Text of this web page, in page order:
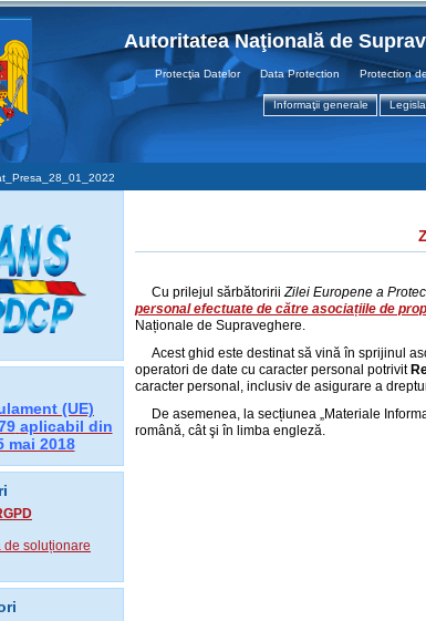
Autoritatea Naţională de
Protecţia Datelor Data Protection Protection des
Informaţii generale
(UE)
aplicabil din
mai 2018
de soluționare
Cu prilejul sărbătoririiZilei Europene a
personal efectuate de către asociațiile de
Naționale de Supraveghere.
Acest ghid este destinat să vină în sprijinul
operatori de date cu caracter personal potrivit
caracter personal, inclusiv de asigurare a
De asemenea, la secțiunea „Materiale
română, cât şi în limba engleză.